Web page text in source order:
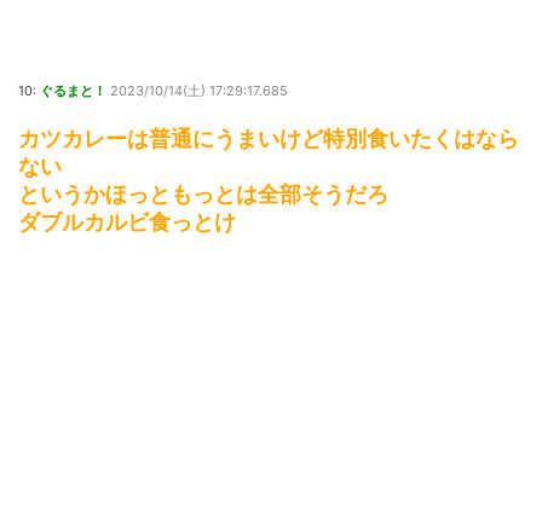
10: ぐるまと！ 2023/10/14(土) 17:29:17.685
カツカレーは普通にうまいけど特別食いたくはなら
ない
というかほっともっとは全部そうだろ
ダブルカルビ食っとけ